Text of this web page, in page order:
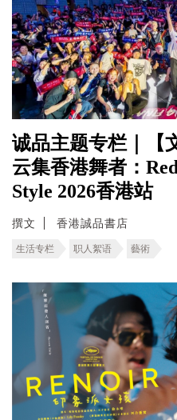
诚品主题专栏｜【
云集香港舞者：
Style 2026香港站
撰文 香港誠品書店
生活专栏 职人絮语 藝術